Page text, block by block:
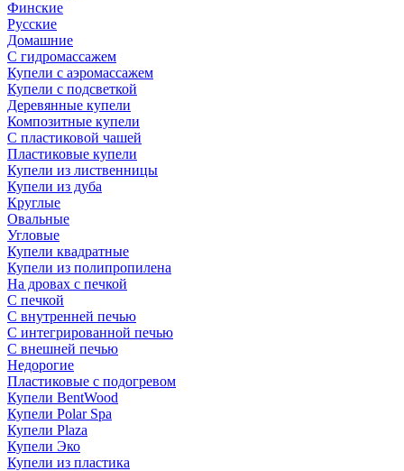
Финские
Русские
Домашние
С гидромассажем
Купели с аэромассажем
Купели с подсветкой
Деревянные купели
Композитные купели
С пластиковой чашей
Пластиковые купели
Купели из лиственницы
Купели из дуба
Круглые
Овальные
Угловые
Купели квадратные
Купели из полипропилена
На дровах с печкой
С печкой
С внутренней печью
С интегрированной печью
С внешней печью
Недорогие
Пластиковые с подогревом
Купели BentWood
Купели Polar Spa
Купели Plaza
Купели Эко
Купели из пластика